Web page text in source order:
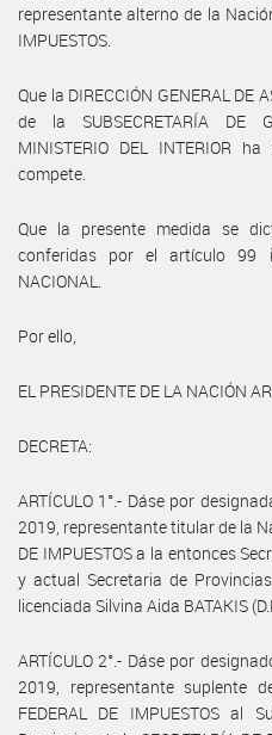
representante alterno de la
IMPUESTOS.
Que la DIRECCIÓN GENERAL DE
de la SUBSECRETARÍA DE
MINISTERIO DEL INTERIOR
compete.
Que la presente medida se
conferidas por el artículo 99
NACIONAL.
Por ello,
EL PRESIDENTE DE LA NACIÓN
DECRETA:
ARTÍCULO 1°.- Dáse por
2019, representante titular de la
DE IMPUESTOS a la entonces
y actual Secretaria de Provincias
licenciada Silvina Aida BATAKIS
ARTÍCULO 2°.- Dáse por
2019, representante suplente
FEDERAL DE IMPUESTOS al